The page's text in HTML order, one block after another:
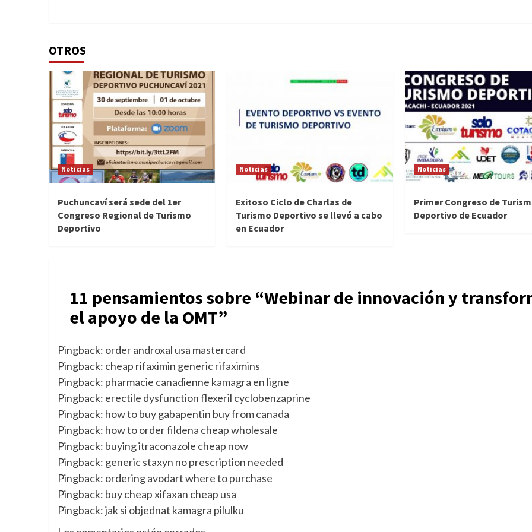
OTROS
Noticias
Puchuncaví será sede del 1er
Congreso Regional de Turismo
Deportivo
Noticias
Exitoso Ciclo de Charlas de
Turismo Deportivo se llevó a cabo
en Ecuador
Noticias
Primer Congreso de
Deportivo de Ecuador
11 pensamientos sobre “Webinar de innovación y
el apoyo de la OMT”
Pingback: order androxal usa mastercard
Pingback: cheap rifaximin generic rifaximins
Pingback: pharmacie canadienne kamagra en ligne
Pingback: erectile dysfunction flexeril cyclobenzaprine
Pingback: how to buy gabapentin buy from canada
Pingback: how to order fildena cheap wholesale
Pingback: buying itraconazole cheap now
Pingback: generic staxyn no prescription needed
Pingback: ordering avodart where to purchase
Pingback: buy cheap xifaxan cheap usa
Pingback:jak si objednat kamagra pilulku